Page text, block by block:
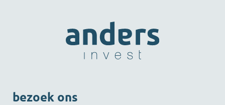
bezoek ons